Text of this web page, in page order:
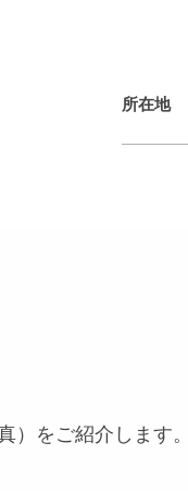
所在地
）をご紹介します。